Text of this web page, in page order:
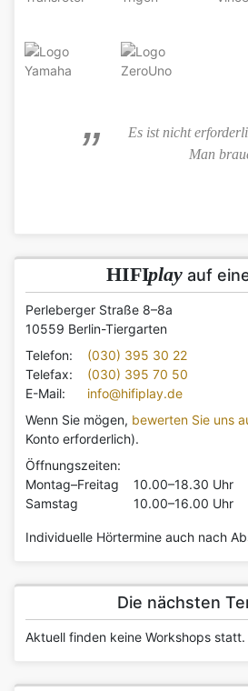
Es ist nicht
Man
HIFIplayauf
Perleberger Straße 8–8a
10559 Berlin-Tiergarten
Telefon:
(030) 395 30 22
Telefax:
(030) 395 70 50
E-Mail:
info@hifiplay.de
Wenn Sie mögen, bewerten Sie uns
Konto erforderlich).
Öffnungszeiten:
Montag–Freitag
10.00–18.30 Uhr
Samstag
10.00–16.00 Uhr
Individuelle Hörtermine auch nach
Die nächsten
Aktuell finden keine Workshops statt.